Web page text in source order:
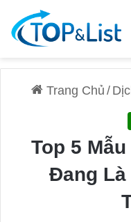
Trang Chủ /
Top 5
Đang Là